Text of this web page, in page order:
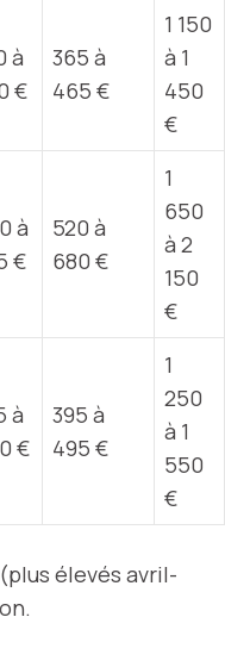
à
€
365 à
465 €
1 150
à 1
450
€
à
€
520 à
680 €
1
650
à 2
150
€
à
€
395 à
495 €
1
250
à 1
550
€
élevés avril-